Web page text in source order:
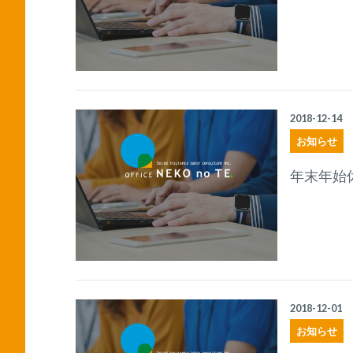
お知らせ
2018-12-14
年末年始
お知らせ
2018-12-01